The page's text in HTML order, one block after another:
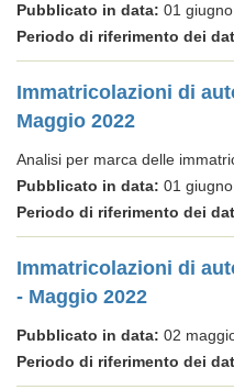
Pubblicato in data: 01
Periodo di riferimento dei
Immatricolazioni di
Maggio 2022
Analisi per marca delle
Pubblicato in data: 01
Periodo di riferimento dei
Immatricolazioni di
- Maggio 2022
Pubblicato in data: 02
Periodo di riferimento dei